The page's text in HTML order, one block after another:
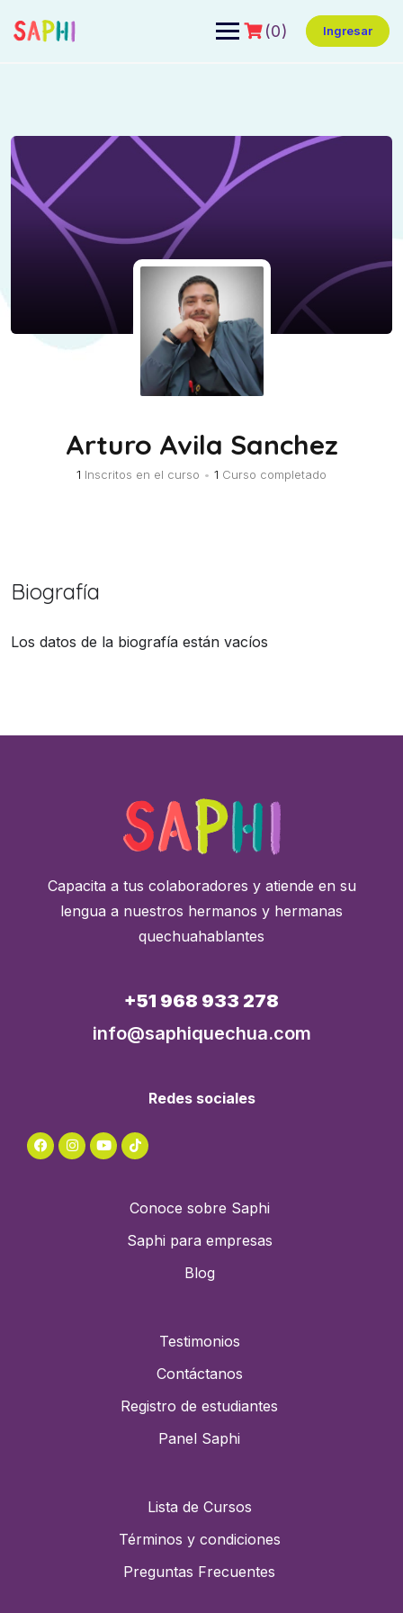
(0) Ingresar
Arturo Avila Sanchez
1 Inscritos en el curso • 1 Curso completado
Biografía
Los datos de la biografía están vacíos
Capacita a tus colaboradores y atiende en su
lengua a nuestros hermanos y hermanas
quechuahablantes
+51 968 933 278
info@saphiquechua.com
Redes sociales
Conoce sobre Saphi
Saphi para empresas
Blog
Testimonios
Contáctanos
Registro de estudiantes
Panel Saphi
Lista de Cursos
Términos y condiciones
Preguntas Frecuentes